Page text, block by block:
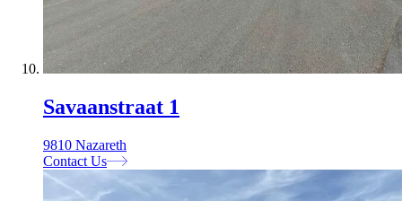
Savaanstraat 1
9810 Nazareth
Contact Us